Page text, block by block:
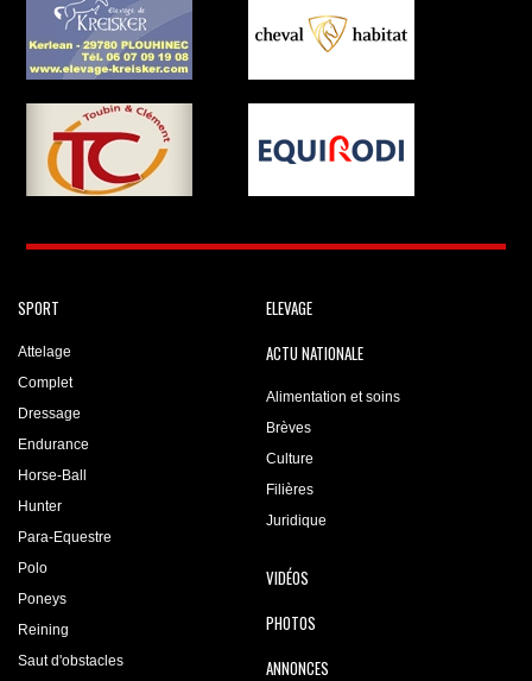
SPORT
Attelage
Complet
Dressage
Endurance
Horse-Ball
Hunter
Para-Equestre
Polo
Poneys
Reining
Saut d'obstacles
ELEVAGE
ACTU NATIONALE
Alimentation et soins
Brèves
Culture
Filières
Juridique
VIDÉOS
PHOTOS
ANNONCES